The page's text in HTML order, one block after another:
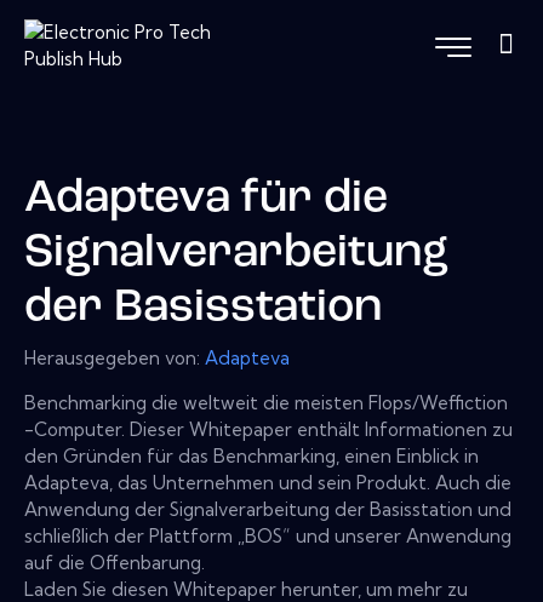
Adapteva für die
Signalverarbeitung
der Basisstation
Herausgegeben von: Adapteva
Benchmarking die weltweit die meisten Flops/Weffiction
-Computer. Dieser Whitepaper enthält Informationen zu
den Gründen für das Benchmarking, einen Einblick in
Adapteva, das Unternehmen und sein Produkt. Auch die
Anwendung der Signalverarbeitung der Basisstation und
schließlich der Plattform „BOS“ und unserer Anwendung
auf die Offenbarung.
Laden Sie diesen Whitepaper herunter, um mehr zu